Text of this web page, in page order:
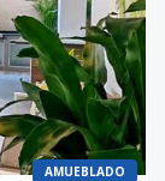
AMUEBLADO